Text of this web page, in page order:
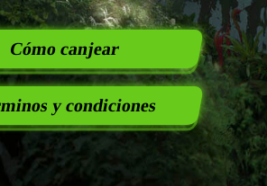
Cómo canjear
y condiciones